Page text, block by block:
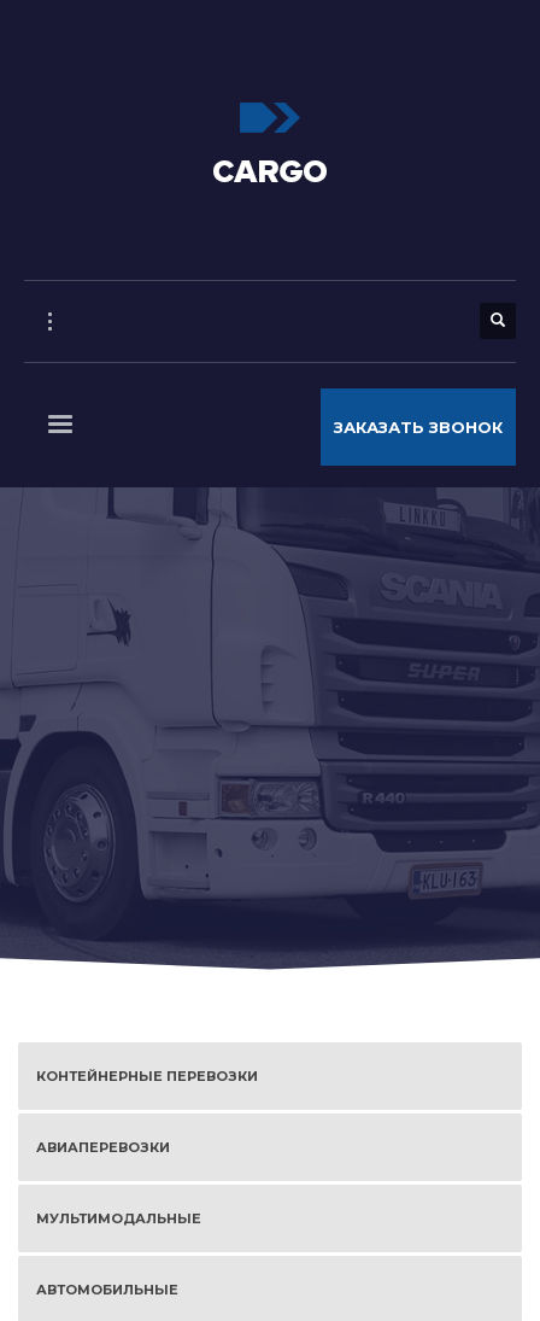
ЗАКАЗАТЬ ЗВОНОК
КОНТЕЙНЕРНЫЕ ПЕРЕВОЗКИ
АВИАПЕРЕВОЗКИ
МУЛЬТИМОДАЛЬНЫЕ
АВТОМОБИЛЬНЫЕ